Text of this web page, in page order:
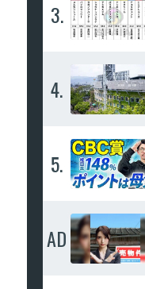
3.
4.
5.
AD